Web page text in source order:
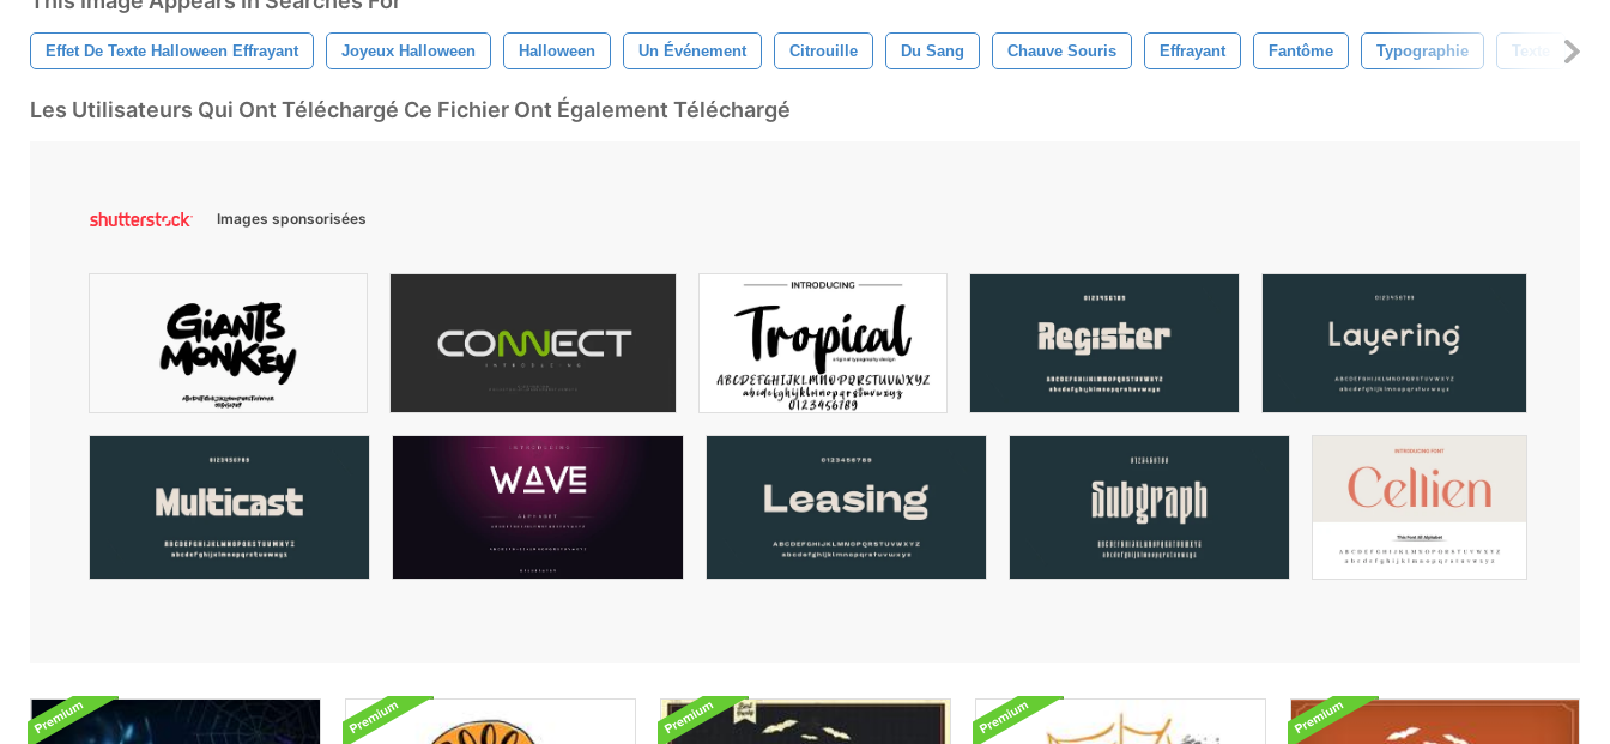
Effet De Texte Halloween Effrayant Joyeux Halloween Halloween Un Événement Citrouille Du Sang Chauve Souris Effrayant Fantôme Typographie Texte
Les Utilisateurs Qui Ont Téléchargé Ce Fichier Ont Également Téléchargé
Images sponsorisées